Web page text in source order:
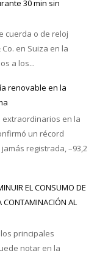
30 min sin
cuerda o de reloj
en Suiza en la
a los...
renovable en la
en la
un récord
registrada, –93,2
EL CONSUMO DE
CONTAMINACIÓN AL
principales
notar en la